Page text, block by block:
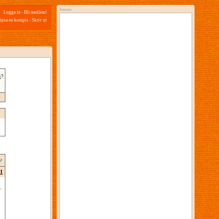
Logga in - Bli medlem!
en kompis - Skriv ut
1
Annons